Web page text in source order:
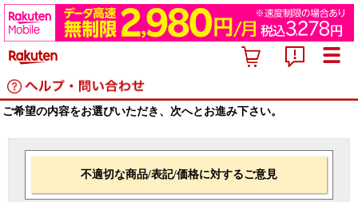
ご希望の内容をお選びいただき、次へとお進み下さい。
不適切な商品/表記/価格に対するご意見